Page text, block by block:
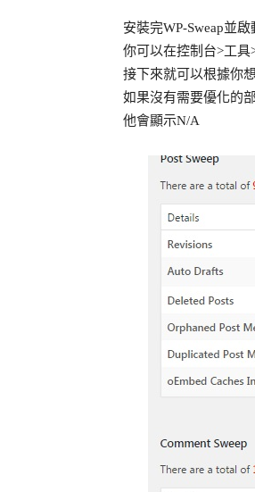
安裝完WP-Sweap並啟
你可以在控制台>工具
接下來就可以根據你
如果沒有需要優化的
他會顯示N/A